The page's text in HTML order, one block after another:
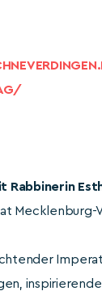
Rabbinerin
Mecklenburg-